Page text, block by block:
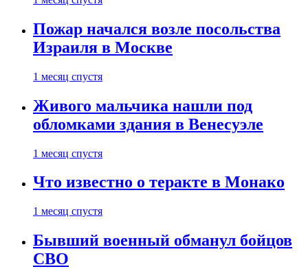
Пожар начался возле посольства
Израиля в Москве
1 месяц спустя
Живого мальчика нашли под
обломками здания в Венесуэле
1 месяц спустя
Что известно о теракте в Монако
1 месяц спустя
Бывший военный обманул бойцов
СВО